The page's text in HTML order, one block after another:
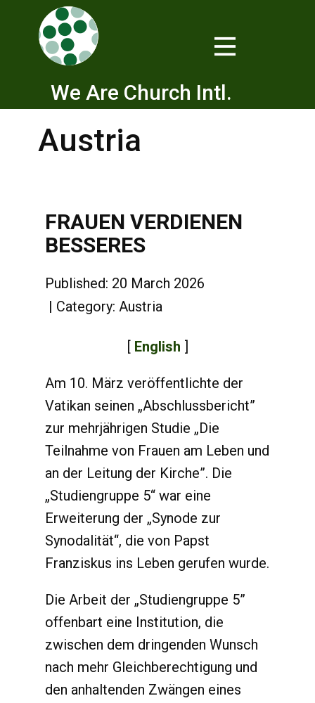
We Are Church Intl.
Austria
FRAUEN VERDIENEN
BESSERES
Published: 20 March 2026
Category: Austria
[ English ]
Am 10. März veröffentlichte der
Vatikan seinen „Abschlussbericht”
zur mehrjährigen Studie „Die
Teilnahme von Frauen am Leben und
an der Leitung der Kirche”. Die
„Studiengruppe 5“ war eine
Erweiterung der „Synode zur
Synodalität“, die von Papst
Franziskus ins Leben gerufen wurde.
Die Arbeit der „Studiengruppe 5”
offenbart eine Institution, die
zwischen dem dringenden Wunsch
nach mehr Gleichberechtigung und
den anhaltenden Zwängen eines